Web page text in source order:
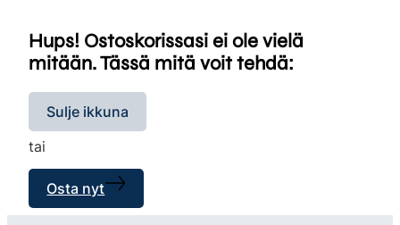
Hups! Ostoskorissasi ei ole vielä
mitään. Tässä mitä voit tehdä:
Sulje ikkuna
tai
Osta nyt